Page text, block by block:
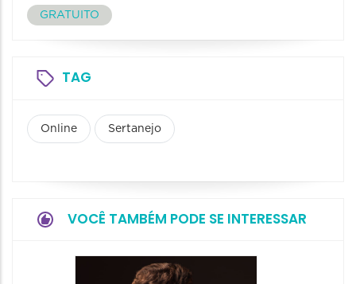
GRATUITO
TAG
Online Sertanejo
VOCÊ TAMBÉM PODE SE INTERESSAR